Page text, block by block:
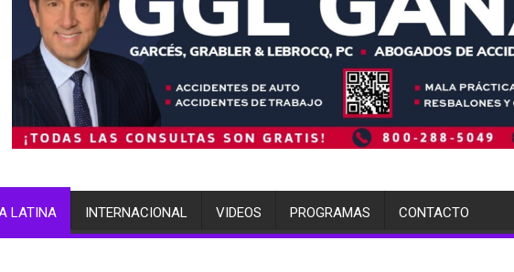
LATINA INTERNACIONAL VIDEOS PROGRAMAS CONTACTO